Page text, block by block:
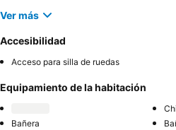
Ver más
Accesibilidad
Acceso para silla de ruedas
Equipamiento de la habitación
Bañera